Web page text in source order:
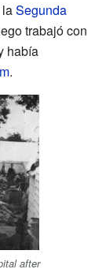
Segunda
trabajó con
había
.
after